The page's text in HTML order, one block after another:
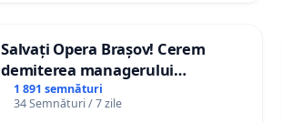
Salvați Opera Brașov! Cerem
demiterea managerului
interimar, Petrean Lucian-Marius!
1 891 semnături
34 Semnături / 7 zile